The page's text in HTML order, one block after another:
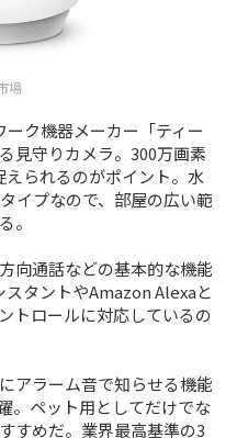
場
ク機器メーカー「ティー
見守りカメラ。300万画素
られるのがポイント。水
イプなので、部屋の広い範
。
向通話などの基本的な機能
タントやAmazon Alexaと
トロールに対応しているの
アラーム音で知らせる機能
。ペット用としてだけでな
すめだ。業界最高基準の3